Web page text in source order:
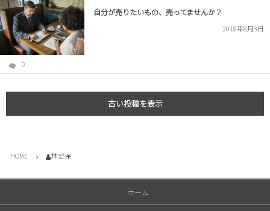
自分が売りたいもの、売ってませんか？
2018年8月3日
0
古い投稿を表示
HOME 林宏保
ホーム